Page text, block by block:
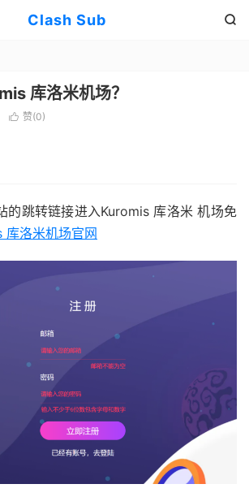
Clash Sub 
库洛米机场？
 赞(0)
的跳转链接进入Kuromis 库洛米 机场免
库洛米机场官网